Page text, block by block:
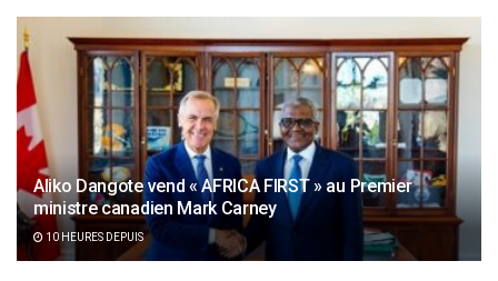
Aliko Dangote vend « AFRICA FIRST » au Premier
ministre canadien Mark Carney
10 HEURES DEPUIS